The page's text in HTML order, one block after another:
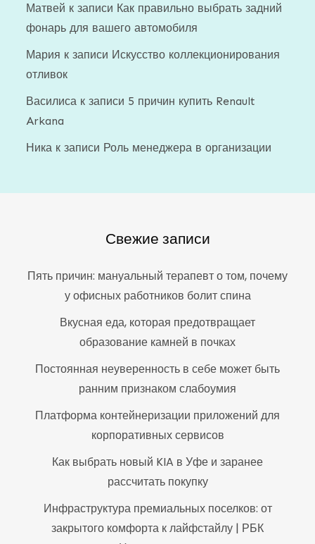
Матвей к записи Как правильно выбрать задний
фонарь для вашего автомобиля
Мария к записи Искусство коллекционирования
отливок
Василиса к записи 5 причин купить Renault
Arkana
Ника к записи Роль менеджера в организации
Свежие записи
Пять причин: мануальный терапевт о том, почему
у офисных работников болит спина
Вкусная еда, которая предотвращает
образование камней в почках
Постоянная неуверенность в себе может быть
ранним признаком слабоумия
Платформа контейнеризации приложений для
корпоративных сервисов
Как выбрать новый KIA в Уфе и заранее
рассчитать покупку
Инфраструктура премиальных поселков: от
закрытого комфорта к лайфстайлу | РБК